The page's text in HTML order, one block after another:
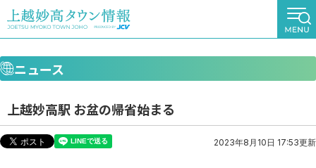
ニュース
上越妙高駅 お盆の帰省始まる
2023年8月10日 17:53更新